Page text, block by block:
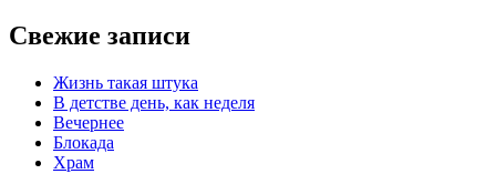
Свежие записи
Жизнь такая штука
В детстве день, как неделя
Вечернее
Блокада
Храм